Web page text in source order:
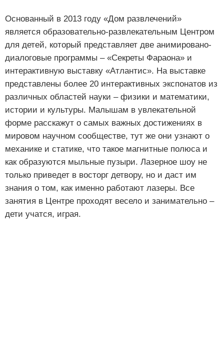
Основанный в 2013 году «Дом развлечений»
является образовательно-развлекательным Центром
для детей, который представляет две анимировано-
диалоговые программы – «Секреты Фараона» и
интерактивную выставку «Атлантис». На выставке
представлены более 20 интерактивных экспонатов из
различных областей науки – физики и математики,
истории и культуры. Малышам в увлекательной
форме расскажут о самых важных достижениях в
мировом научном сообществе, тут же они узнают о
механике и статике, что такое магнитные полюса и
как образуются мыльные пузыри. Лазерное шоу не
только приведет в восторг детвору, но и даст им
знания о том, как именно работают лазеры. Все
занятия в Центре проходят весело и занимательно –
дети учатся, играя.